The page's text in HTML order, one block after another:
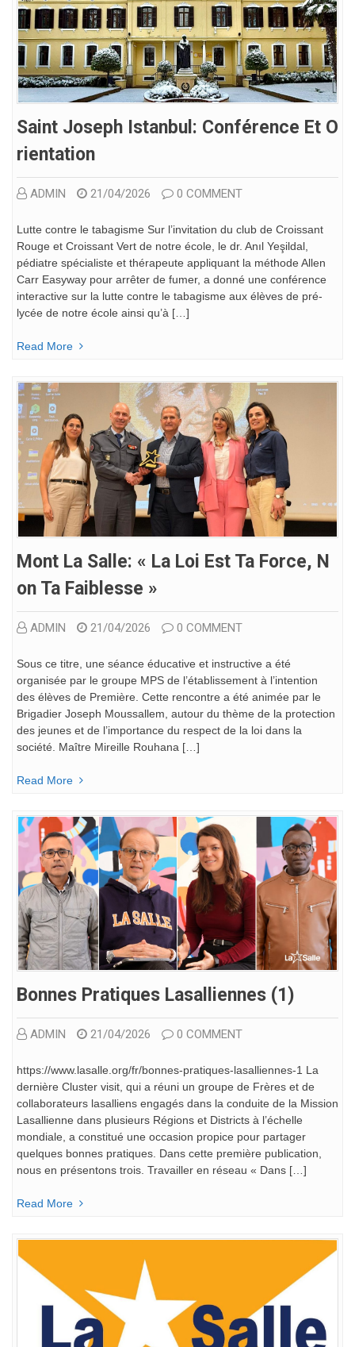
Saint Joseph Istanbul: Conférence Et O
Rientation
ADMIN 21/04/2026 0 COMMENT
Lutte contre le tabagisme Sur l’invitation du club de Croissant
Rouge et Croissant Vert de notre école, le dr. Anıl Yeşildal,
pédiatre spécialiste et thérapeute appliquant la méthode Allen
Carr Easyway pour arrêter de fumer, a donné une conférence
interactive sur la lutte contre le tabagisme aux élèves de pré-
lycée de notre école ainsi qu’à […]
Read More
Mont La Salle: « La Loi Est Ta Force, N
On Ta Faiblesse »
ADMIN 21/04/2026 0 COMMENT
Sous ce titre, une séance éducative et instructive a été
organisée par le groupe MPS de l’établissement à l’intention
des élèves de Première. Cette rencontre a été animée par le
Brigadier Joseph Moussallem, autour du thème de la protection
des jeunes et de l’importance du respect de la loi dans la
société. Maître Mireille Rouhana […]
Read More
Bonnes Pratiques Lasalliennes (1)
ADMIN 21/04/2026 0 COMMENT
https://www.lasalle.org/fr/bonnes-pratiques-lasalliennes-1 La
dernière Cluster visit, qui a réuni un groupe de Frères et de
collaborateurs lasalliens engagés dans la conduite de la Mission
Lasallienne dans plusieurs Régions et Districts à l’échelle
mondiale, a constitué une occasion propice pour partager
quelques bonnes pratiques. Dans cette première publication,
nous en présentons trois. Travailler en réseau « Dans […]
Read More